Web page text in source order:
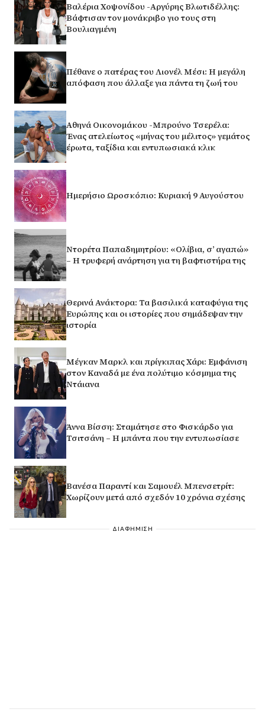
Βαλέρια Χοψονίδου -Αργύρης Βλωτιδέλλης:
Βάφτισαν τον μονάκριβο γιο τους στη
Βουλιαγμένη
Πέθανε ο πατέρας του Λιονέλ Μέσι: Η μεγάλη
απόφαση που άλλαξε για πάντα τη ζωή του
Αθηνά Οικονομάκου -Μπρούνο Τσερέλα:
Ένας ατελείωτος «μήνας του μέλιτος» γεμάτος
έρωτα, ταξίδια και εντυπωσιακά κλικ
Ημερήσιο Ωροσκόπιο: Κυριακή 9 Αυγούστου
Ντορέτα Παπαδημητρίου: «Ολίβια, σ’ αγαπώ»
– Η τρυφερή ανάρτηση για τη βαφτιστήρα της
Θερινά Ανάκτορα: Τα βασιλικά καταφύγια της
Ευρώπης και οι ιστορίες που σημάδεψαν την
ιστορία
Μέγκαν Μαρκλ και πρίγκιπας Χάρι: Εμφάνιση
στον Καναδά με ένα πολύτιμο κόσμημα της
Ντάιανα
Άννα Βίσση: Σταμάτησε στο Φισκάρδο για
Τσιτσάνη – Η μπάντα που την εντυπωσίασε
Βανέσα Παραντί και Σαμουέλ Μπενσετρίτ:
Χωρίζουν μετά από σχεδόν 10 χρόνια σχέσης
ΔΙΑΦΗΜΙΣΗ